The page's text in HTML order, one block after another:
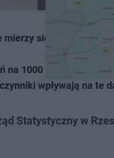
mierzy się z ujemnym
na 1000 mieszkańców).
wpływają na te
Statystyczny w